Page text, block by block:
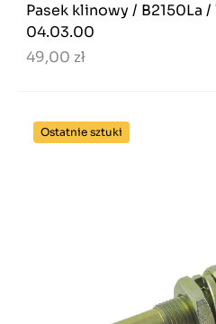
Pasek klinowy / B2150La
04.03.00
49,00 zł
Ostatnie sztuki